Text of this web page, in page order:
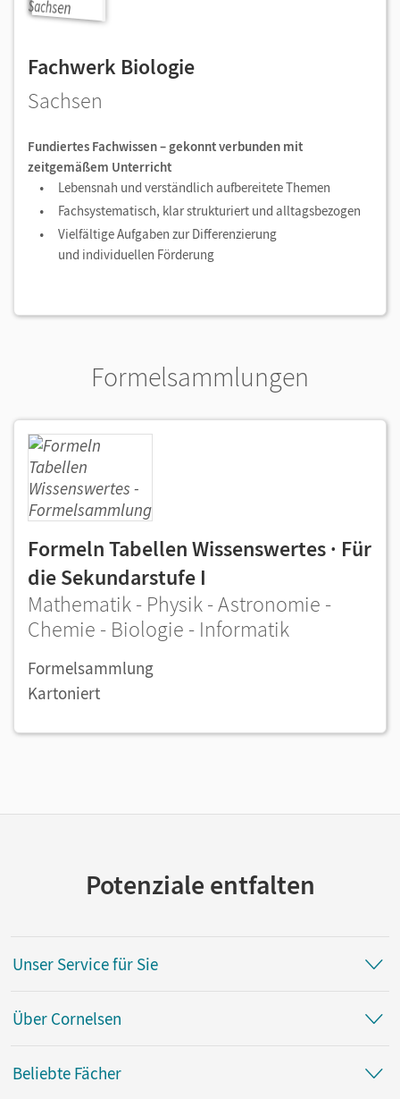
Fachwerk Biologie
Sachsen
Fundiertes Fachwissen – gekonnt verbunden mit
zeitgemäßem Unterricht
Lebensnah und verständlich aufbereitete Themen
Fachsystematisch, klar strukturiert und alltagsbezogen
Vielfältige Aufgaben zur Differenzierung
und individuellen Förderung
Formelsammlungen
Formeln Tabellen Wissenswertes · Für
die Sekundarstufe I
Mathematik - Physik - Astronomie -
Chemie - Biologie - Informatik
Formelsammlung
Kartoniert
Potenziale entfalten
Unser Service für Sie
Über Cornelsen
Beliebte Fächer